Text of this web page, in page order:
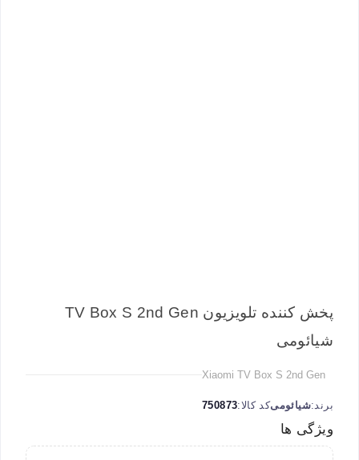
پخش کننده تلویزیون TV Box S 2nd Gen
شیائومی
Xiaomi TV Box S 2nd Gen
برند:شیائومیکد کالا:750873
ویژگی ها